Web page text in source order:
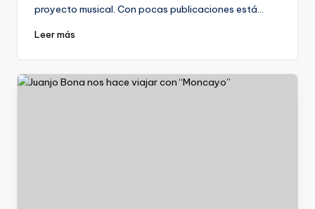
proyecto musical. Con pocas publicaciones está…
Leer más